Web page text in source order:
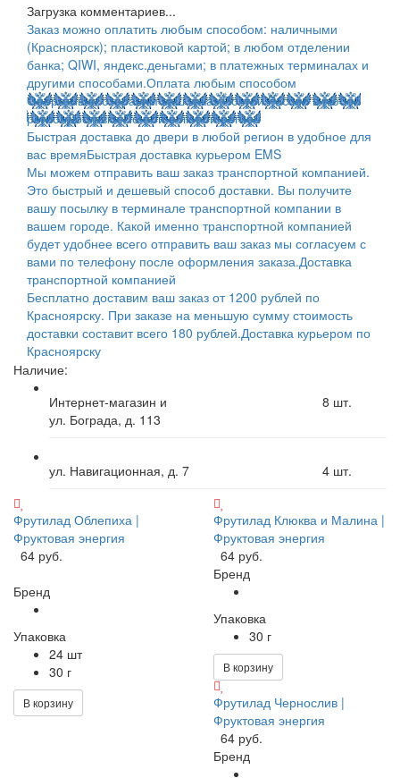
Загрузка комментариев...
Заказ можно оплатить любым способом: наличными
(Красноярск); пластиковой картой; в любом отделении
банка; QIWI, яндекс.деньгами; в платежных терминалах и
другими способами.Оплата любым способом
Оперативно отправим ваш заказ Почтой России в любой
регионДоставка Почтой в любой регион
Быстрая доставка до двери в любой регион в удобное для
вас времяБыстрая доставка курьером EMS
Мы можем отправить ваш заказ транспортной компанией.
Это быстрый и дешевый способ доставки. Вы получите
вашу посылку в терминале транспортной компании в
вашем городе. Какой именно транспортной компанией
будет удобнее всего отправить ваш заказ мы согласуем с
вами по телефону после оформления заказа.Доставка
транспортной компанией
Бесплатно доставим ваш заказ от 1200 рублей по
Красноярску. При заказе на меньшую сумму стоимость
доставки составит всего 180 рублей.Доставка курьером по
Красноярску
Наличие:
Интернет-магазин и
ул. Бограда, д. 113
8 шт.
ул. Навигационная, д. 7 4 шт.
Фрутилад Облепиха |
Фруктовая энергия
64 руб.
Бренд
Упаковка
24 шт
30 г
В корзину
Фрутилад Клюква и Малина |
Фруктовая энергия
64 руб.
Бренд
Упаковка
30 г
В корзину
Фрутилад Чернослив |
Фруктовая энергия
64 руб.
Бренд